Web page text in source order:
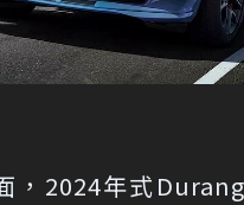
，2024年式